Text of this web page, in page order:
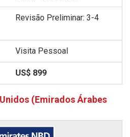
Revisão Preliminar: 3-4
Visita Pessoal
US$ 899
(Emirados Árabes